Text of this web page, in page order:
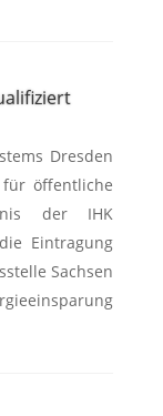
Dresden
öffentliche
der IHK
Eintragung
Sachsen